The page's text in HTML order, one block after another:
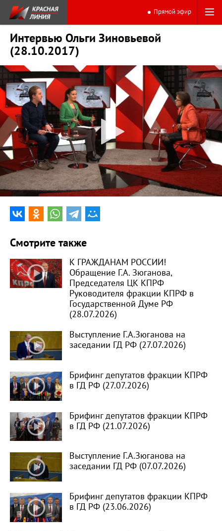
Прямой эфир
Интервью Ольги Зиновьевой
(28.10.2017)
0:00
Смотрите также
К ГРАЖДАНАМ РОССИИ!
Обращение Г.А. Зюганова,
Председателя ЦК КПРФ
Руководителя фракции КПРФ в
Государственной Думе РФ
(28.07.2026)
Выступление Г.А.Зюганова на
заседании ГД РФ (27.07.2026)
Брифинг депутатов фракции КПРФ
в ГД РФ (27.07.2026)
Брифинг депутатов фракции КПРФ
в ГД РФ (21.07.2026)
Выступление Г.А.Зюганова на
заседании ГД РФ (07.07.2026)
Брифинг депутатов фракции КПРФ
в ГД РФ (23.06.2026)